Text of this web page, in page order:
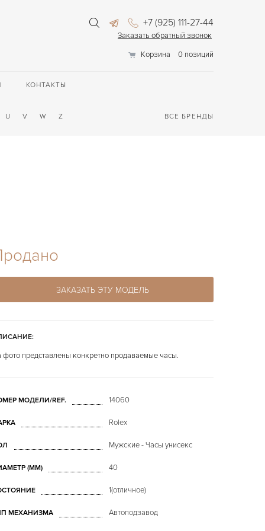
+7 (925) 111-27-44
Заказать обратный звонок
Корзина
0 позиций
КОНТАКТЫ
U V W Z ВСЕ БРЕНДЫ
ЗАКАЗАТЬ ЭТУ МОДЕЛЬ
фото представлены конкретно продаваемые часы.
МОДЕЛИ/REF. 14060
Rolex
Мужские - Часы унисекс
(MM) 40
1(отличное)
МЕХАНИЗМА Автоподзавод